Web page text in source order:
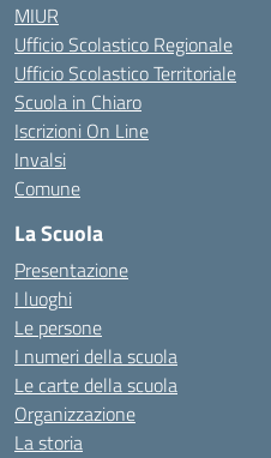
MIUR
Ufficio Scolastico Regionale
Ufficio Scolastico Territoriale
Scuola in Chiaro
Iscrizioni On Line
Invalsi
Comune
La Scuola
Presentazione
I luoghi
Le persone
I numeri della scuola
Le carte della scuola
Organizzazione
La storia